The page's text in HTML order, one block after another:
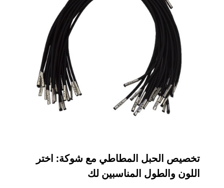
تخصيص الحبل المطاطي مع شوكة: اختر
اللون والطول المناسبين لك